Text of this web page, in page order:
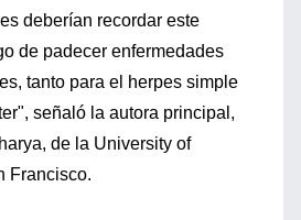
deberían recordar este
de padecer enfermedades
tanto para el herpes simple
señaló la autora principal,
de la University of
Francisco.